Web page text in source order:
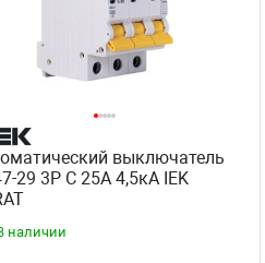
выключатель
29 3P C 25А 4,5кА IEK
наличии